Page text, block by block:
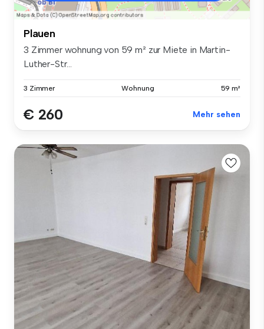
Plauen
3 Zimmer wohnung von 59 m² zur Miete in Martin-
Luther-Str...
3 Zimmer Wohnung 59 m²
€ 260 Mehr sehen